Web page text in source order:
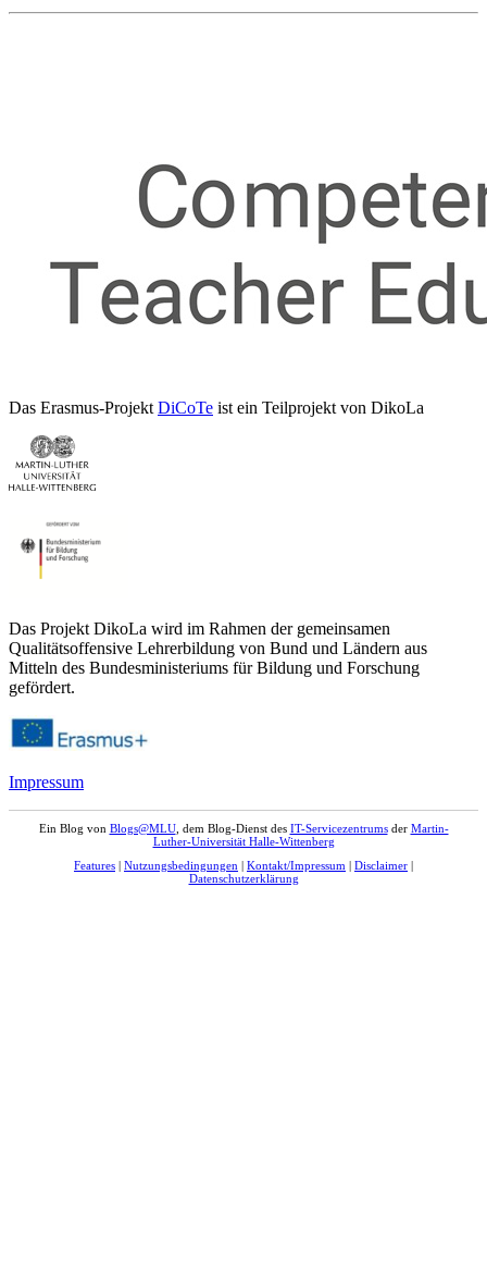
Das Erasmus-Projekt DiCoTe ist ein Teilprojekt von DikoLa
Das Projekt DikoLa wird im Rahmen der gemeinsamen
Qualitätsoffensive Lehrerbildung von Bund und Ländern aus
Mitteln des Bundesministeriums für Bildung und Forschung
gefördert.
Impressum
Ein Blog von Blogs@MLU, dem Blog-Dienst des IT-Servicezentrumsder Martin-
Luther-Universität Halle-Wittenberg
Features | Nutzungsbedingungen | Kontakt/Impressum | Disclaimer |
Datenschutzerklärung